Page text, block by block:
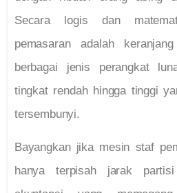
Secara logis dan
pemasaran adalah
berbagai jenis perangkat
tingkat rendah hingga tinggi
tersembunyi.
Bayangkan jika mesin staf
hanya terpisah jarak